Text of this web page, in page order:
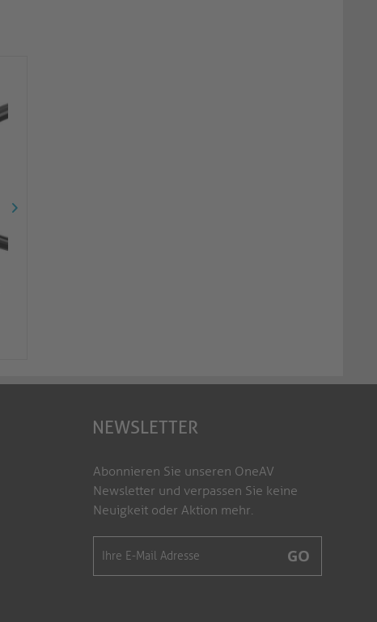
NEWSLETTER
Abonnieren Sie unseren OneAV
Newsletter und verpassen Sie keine
Neuigkeit oder Aktion mehr.